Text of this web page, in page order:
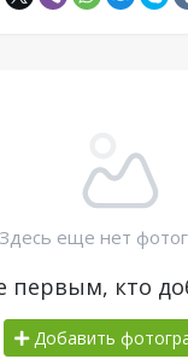
Здесь еще нет
первым, кто
Добавить